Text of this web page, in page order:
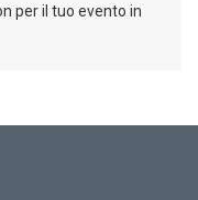
per il tuo evento in